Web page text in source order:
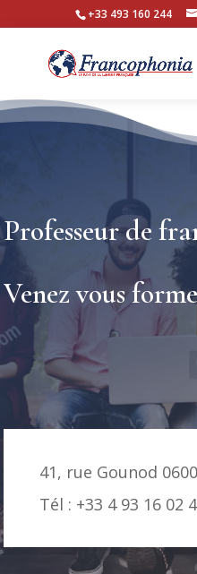
+33 493 160 244
Professeur de
Venez vous
41, rue Gounod
Tél : +33 4 93 16 02